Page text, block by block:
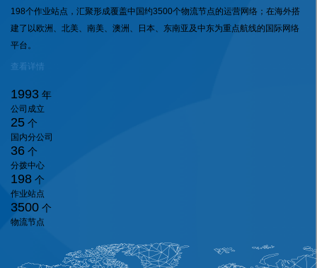
198个作业站点，汇聚形成覆盖中国约3500个物流节点的运营网络；在海外搭
建了以欧洲、北美、南美、澳洲、日本、东南亚及中东为重点航线的国际网络
平台。
查看详情
1993 年
公司成立
25 个
国内分公司
36 个
分拨中心
198 个
作业站点
3500 个
物流节点